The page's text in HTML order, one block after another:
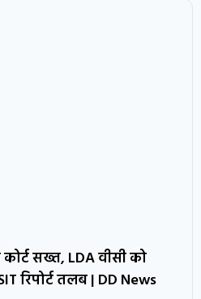
सख्त, LDA वीसी को
रिपोर्ट तलब | DD News